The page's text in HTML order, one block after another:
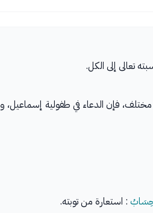
تعالى إلى الكل.
مختلف، فإن الدعاء في طفولية
: استعارة من توبته.